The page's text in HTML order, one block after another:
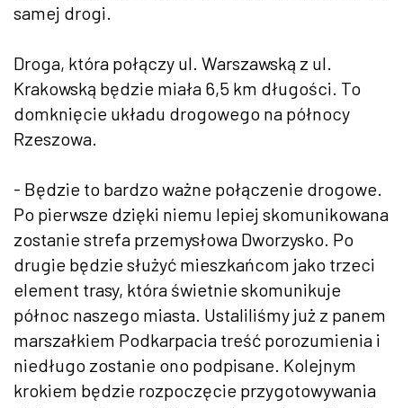
samej drogi.
Droga, która połączy ul. Warszawską z ul.
Krakowską będzie miała 6,5 km długości. To
domknięcie układu drogowego na północy
Rzeszowa.
- Będzie to bardzo ważne połączenie drogowe.
Po pierwsze dzięki niemu lepiej skomunikowana
zostanie strefa przemysłowa Dworzysko. Po
drugie będzie służyć mieszkańcom jako trzeci
element trasy, która świetnie skomunikuje
północ naszego miasta. Ustaliliśmy już z panem
marszałkiem Podkarpacia treść porozumienia i
niedługo zostanie ono podpisane. Kolejnym
krokiem będzie rozpoczęcie przygotowywania